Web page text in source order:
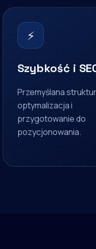
⚡
Szybkość i
Przemyślana
optymalizacja i
przygotowanie do
pozycjonowania.